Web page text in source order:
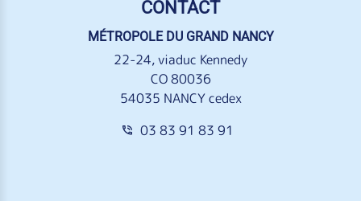
CONTACT
MÉTROPOLE DU GRAND NANCY
22-24, viaduc Kennedy
CO 80036
54035 NANCY cedex
03 83 91 83 91